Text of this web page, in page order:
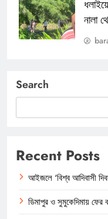
নালা
Search
Recent Posts
আইজলে ‘বিশ্ব আদিবাসী
ডিমাপুর ও সুমুকেদিমায় ফের